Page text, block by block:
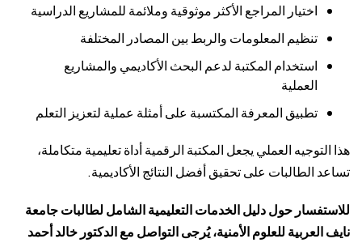
اختيار المراجع الأكثر موثوقية وملائمة للمشاريع الدراسية
تنظيم المعلومات والربط بين المصادر المختلفة
استخدام المكتبة لدعم البحث الأكاديمي والمشاريع
العملية
تطبيق المعرفة المكتسبة على أمثلة عملية لتعزيز التعلم
هذا التوجيه العملي يجعل المكتبة الرقمية أداة تعليمية متكاملة،
تساعد الطالبات على تحقيق أفضل النتائج الأكاديمية.
للاستفسار حول دليل الخدمات التعليمية الشامل لطالبات جامعة
نايف العربية للعلوم الأمنية، يُرجى التواصل مع الدكتور خالد أحمد